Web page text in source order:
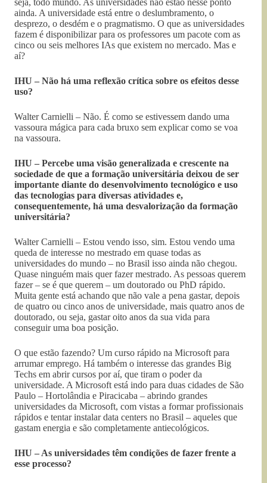
seja, todo mundo. As universidades não estão nesse ponto
ainda. A universidade está entre o deslumbramento, o
desprezo, o desdém e o pragmatismo. O que as universidades
fazem é disponibilizar para os professores um pacote com as
cinco ou seis melhores IAs que existem no mercado. Mas e
aí?
IHU – Não há uma reflexão crítica sobre os efeitos desse
uso?
Walter Carnielli – Não. É como se estivessem dando uma
vassoura mágica para cada bruxo sem explicar como se voa
na vassoura.
IHU – Percebe uma visão generalizada e crescente na
sociedade de que a formação universitária deixou de ser
importante diante do desenvolvimento tecnológico e uso
das tecnologias para diversas atividades e,
consequentemente, há uma desvalorização da formação
universitária?
Walter Carnielli – Estou vendo isso, sim. Estou vendo uma
queda de interesse no mestrado em quase todas as
universidades do mundo – no Brasil isso ainda não chegou.
Quase ninguém mais quer fazer mestrado. As pessoas querem
fazer – se é que querem – um doutorado ou PhD rápido.
Muita gente está achando que não vale a pena gastar, depois
de quatro ou cinco anos de universidade, mais quatro anos de
doutorado, ou seja, gastar oito anos da sua vida para
conseguir uma boa posição.
O que estão fazendo? Um curso rápido na Microsoft para
arrumar emprego. Há também o interesse das grandes Big
Techs em abrir cursos por aí, que tiram o poder da
universidade. A Microsoft está indo para duas cidades de São
Paulo – Hortolândia e Piracicaba – abrindo grandes
universidades da Microsoft, com vistas a formar profissionais
rápidos e tentar instalar data centers no Brasil – aqueles que
gastam energia e são completamente antiecológicos.
IHU – As universidades têm condições de fazer frente a
esse processo?